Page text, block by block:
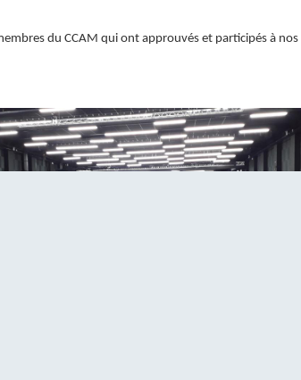
du CCAM qui ont approuvés et participés à nos